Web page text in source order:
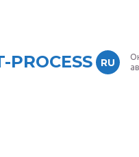
PROCESS RU